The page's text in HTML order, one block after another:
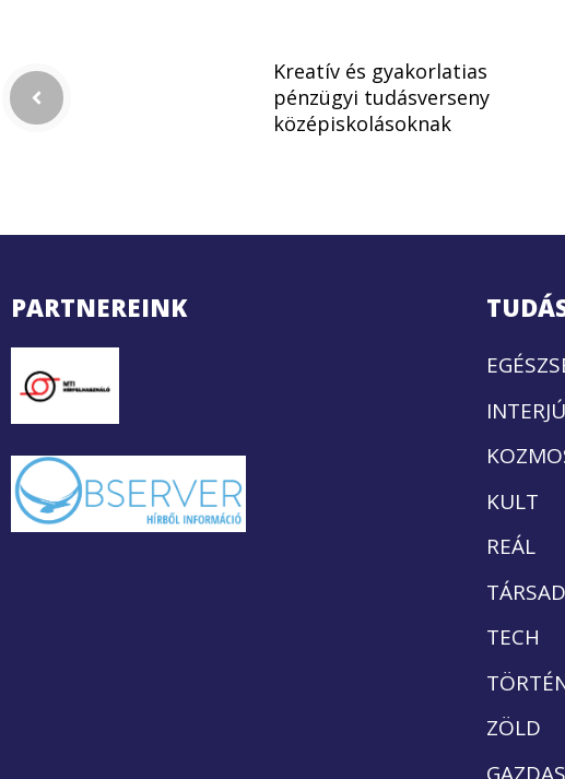
Kreatív és gyakorlatias
pénzügyi tudásverseny
középiskolásoknak
PARTNEREINK
INTERJÚ
KULT
REÁL
TECH
ZÖLD